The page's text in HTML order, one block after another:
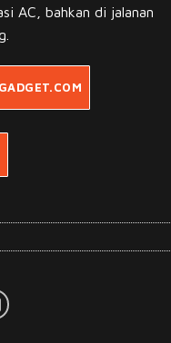
AC, bahkan di jalanan